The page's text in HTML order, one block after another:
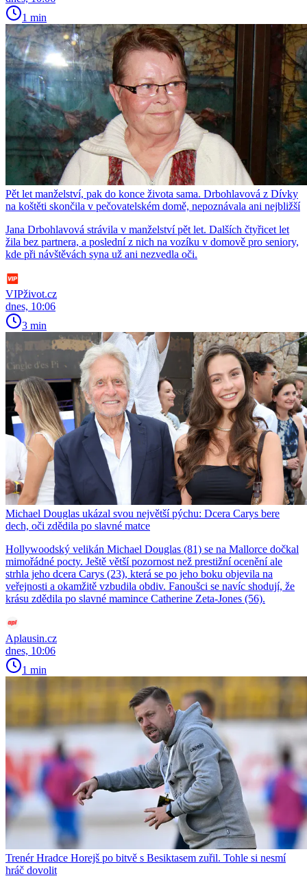
1 min
Pět let manželství, pak do konce života sama. Drbohlavová z Dívky
na koštěti skončila v pečovatelském domě, nepoznávala ani nejbližší
Jana Drbohlavová strávila v manželství pět let. Dalších čtyřicet let
žila bez partnera, a poslední z nich na vozíku v domově pro seniory,
kde při návštěvách syna už ani nezvedla oči.
VIPživot.cz
dnes, 10:06
3 min
Michael Douglas ukázal svou největší pýchu: Dcera Carys bere
dech, oči zdědila po slavné matce
Hollywoodský velikán Michael Douglas (81) se na Mallorce dočkal
mimořádné pocty. Ještě větší pozornost než prestižní ocenění ale
strhla jeho dcera Carys (23), která se po jeho boku objevila na
veřejnosti a okamžitě vzbudila obdiv. Fanoušci se navíc shodují, že
krásu zdědila po slavné mamince Catherine Zeta-Jones (56).
Aplausin.cz
dnes, 10:06
1 min
Trenér Hradce Horejš po bitvě s Besiktasem zuřil. Tohle si nesmí
hráč dovolit